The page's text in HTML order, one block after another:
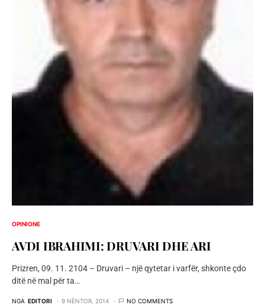
OPINIONE
AVDI IBRAHIMI: DRUVARI DHE ARI
Prizren, 09. 11. 2104 – Druvari – një qytetar i varfër, shkonte çdo
ditë në mal për ta…
NGA EDITORI 9 NËNTOR, 2014 NO COMMENTS